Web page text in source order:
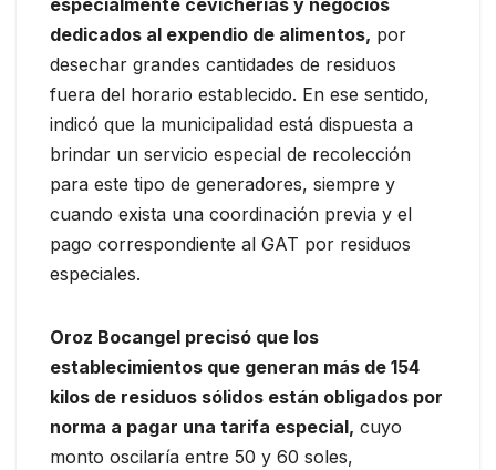
especialmente cevicherías y negocios
dedicados al expendio de alimentos, por
desechar grandes cantidades de residuos
fuera del horario establecido. En ese sentido,
indicó que la municipalidad está dispuesta a
brindar un servicio especial de recolección
para este tipo de generadores, siempre y
cuando exista una coordinación previa y el
pago correspondiente al GAT por residuos
especiales.
Oroz Bocangel precisó que los
establecimientos que generan más de 154
kilos de residuos sólidos están obligados por
norma a pagar una tarifa especial, cuyo
monto oscilaría entre 50 y 60 soles,